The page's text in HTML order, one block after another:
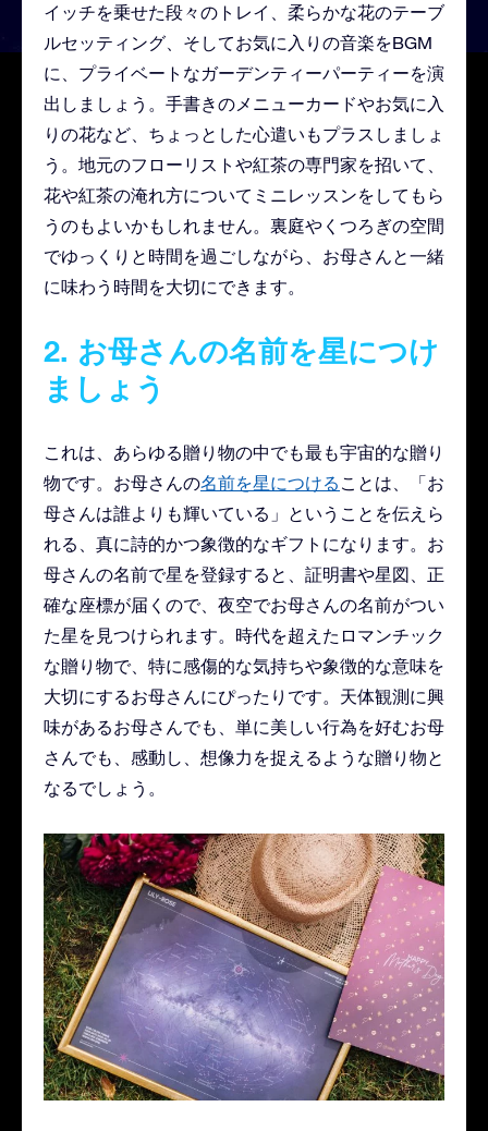
イッチを乗せた段々のトレイ、柔らかな花のテーブ
ルセッティング、そしてお気に入りの音楽をBGM
に、プライベートなガーデンティーパーティーを演
出しましょう。手書きのメニューカードやお気に入
りの花など、ちょっとした心遣いもプラスしましょ
う。地元のフローリストや紅茶の専門家を招いて、
花や紅茶の淹れ方についてミニレッスンをしてもら
うのもよいかもしれません。裏庭やくつろぎの空間
でゆっくりと時間を過ごしながら、お母さんと一緒
に味わう時間を大切にできます。
2. お母さんの名前を星につけ
ましょう
これは、あらゆる贈り物の中でも最も宇宙的な贈り
物です。お母さんの名前を星につける ことは、「お
母さんは誰よりも輝いている」ということを伝えら
れる、真に詩的かつ象徴的なギフトになります。お
母さんの名前で星を登録すると、証明書や星図、正
確な座標が届くので、夜空でお母さんの名前がつい
た星を見つけられます。時代を超えたロマンチック
な贈り物で、特に感傷的な気持ちや象徴的な意味を
大切にするお母さんにぴったりです。天体観測に興
味があるお母さんでも、単に美しい行為を好むお母
さんでも、感動し、想像力を捉えるような贈り物と
なるでしょう。